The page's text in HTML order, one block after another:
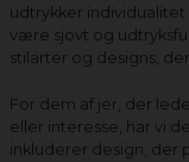
udtrykker individualitet
være sjovt og
stilarter og designs,
For dem af jer, der
eller interesse, har vi
inkluderer design, der